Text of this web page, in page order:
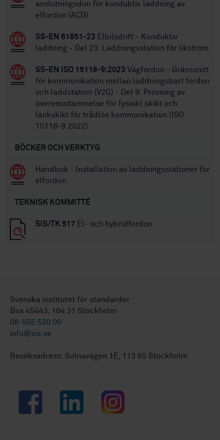
anslutningsdon för konduktiv laddning av
elfordon (ACD)
SS-EN 61851-23 Elbilsdrift - Konduktiv
laddning - Del 23: Laddningsstation för likström
SS-EN ISO 15118-9:2023 Vägfordon - Gränssnitt
för kommunikation mellan laddningsbart fordon
och laddstation (V2G) - Del 9: Provning av
överensstämmelse för fysiskt skikt och
länkskikt för trådlös kommunikation (ISO
15118-9:2022)
BÖCKER OCH VERKTYG
Handbok - Installation av laddningsstationer för
elfordon.
TEKNISK KOMMITTÉ
SIS/TK 517 El- och hybridfordon
Svenska institutet för standarder
Box 45443, 104 31 Stockholm
08-555 520 00
info@sis.se
Besöksadress: Solnavägen 1E, 113 65 Stockholm
Facebook LinkedIn Instagram